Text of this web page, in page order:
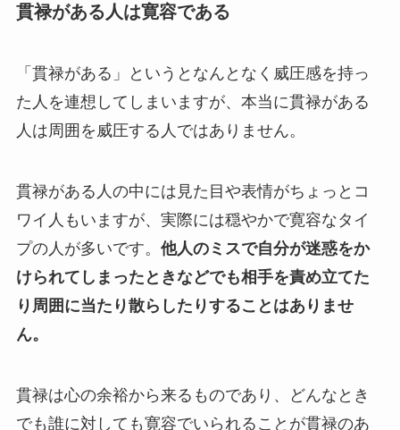
貫禄がある人は寛容である
「貫禄がある」というとなんとなく威圧感を持っ
た人を連想してしまいますが、本当に貫禄がある
人は周囲を威圧する人ではありません。
貫禄がある人の中には見た目や表情がちょっとコ
ワイ人もいますが、実際には穏やかで寛容なタイ
プの人が多いです。 他人のミスで自分が迷惑をか
けられてしまったときなどでも相手を責め立てた
り周囲に当たり散らしたりすることはありませ
ん。
貫禄は心の余裕から来るものであり、どんなとき
でも誰に対しても寛容でいられることが貫禄のあ